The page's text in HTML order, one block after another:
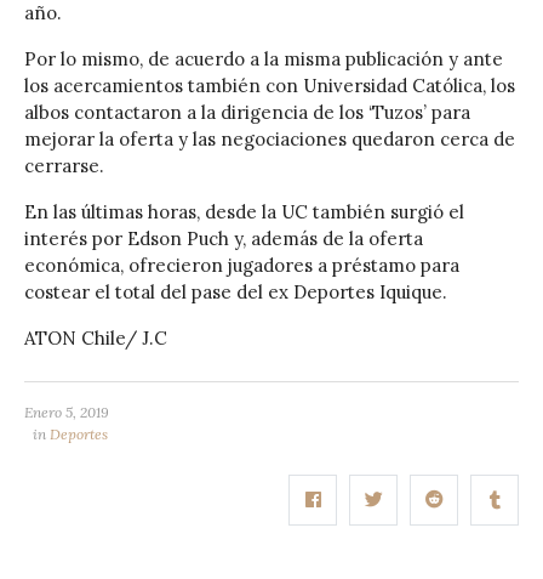
año.
Por lo mismo, de acuerdo a la misma publicación y ante
los acercamientos también con Universidad Católica, los
albos contactaron a la dirigencia de los ‘Tuzos’ para
mejorar la oferta y las negociaciones quedaron cerca de
cerrarse.
En las últimas horas, desde la UC también surgió el
interés por Edson Puch y, además de la oferta
económica, ofrecieron jugadores a préstamo para
costear el total del pase del ex Deportes Iquique.
ATON Chile/ J.C
Enero 5, 2019
in Deportes